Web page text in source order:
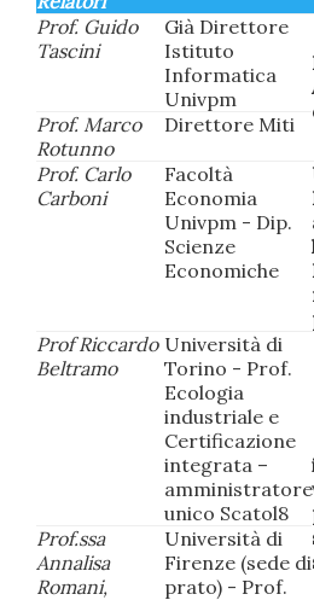
Prof. Guido
Tascini
Già Direttore
Istituto
Informatica
Univpm
Prof. Marco
Rotunno
Direttore Miti
Prof. Carlo
Carboni
Facoltà
Economia
Univpm - Dip.
Scienze
Economiche
Prof Riccardo
Beltramo
Università di
Torino - Prof.
Ecologia
industriale e
Certificazione
integrata –
amministratore
unico Scatol8
Prof.ssa
Annalisa
Romani,
Università di
Firenze (sede di
prato) - Prof.